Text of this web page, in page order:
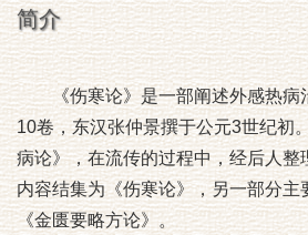
简介
《伤寒论》是一部阐述外感热病
10卷，东汉张仲景撰于公元3世纪初
病论》，在流传的过程中，经后人整
内容结集为《伤寒论》，另一部分主
《金匮要略方论》。